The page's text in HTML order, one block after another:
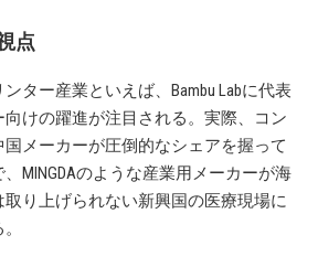
点
ター産業といえば、Bambu Labに代表
けの躍進が注目される。実際、コン
メーカーが圧倒的なシェアを握って
MINGDAのような産業用メーカーが海
り上げられない新興国の医療現場に